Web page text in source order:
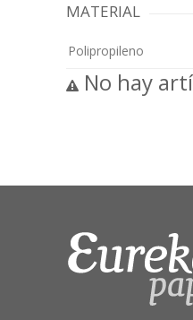
MATERIAL
Polipropileno
No hay